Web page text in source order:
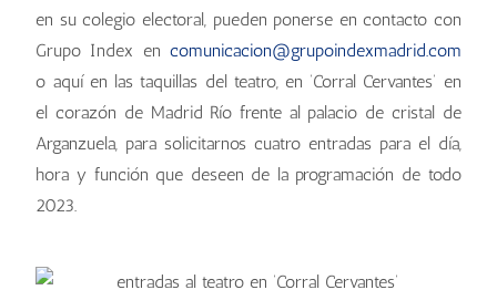
en su colegio electoral, pueden ponerse en contacto con
Grupo Index en comunicacion@grupoindexmadrid.com
o aquí en las taquillas del teatro, en ‘Corral Cervantes’ en
el corazón de Madrid Río frente al palacio de cristal de
Arganzuela, para solicitarnos cuatro entradas para el día,
hora y función que deseen de la programación de todo
2023.